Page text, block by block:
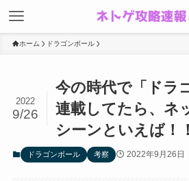
ホーム ドラゴンボール
今の時代で「ドラ
連載してたら、ネ
シーンといえば！！
2022
9/26
ドラゴンボール 考察 2022年9月26日